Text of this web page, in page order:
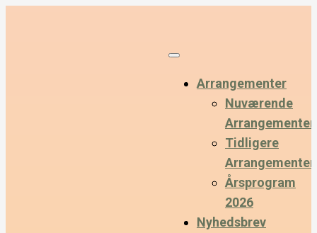
Arrangementer
Nuværende
Arrangementer
Tidligere
Arrangementer
Årsprogram
2026
Nyhedsbrev